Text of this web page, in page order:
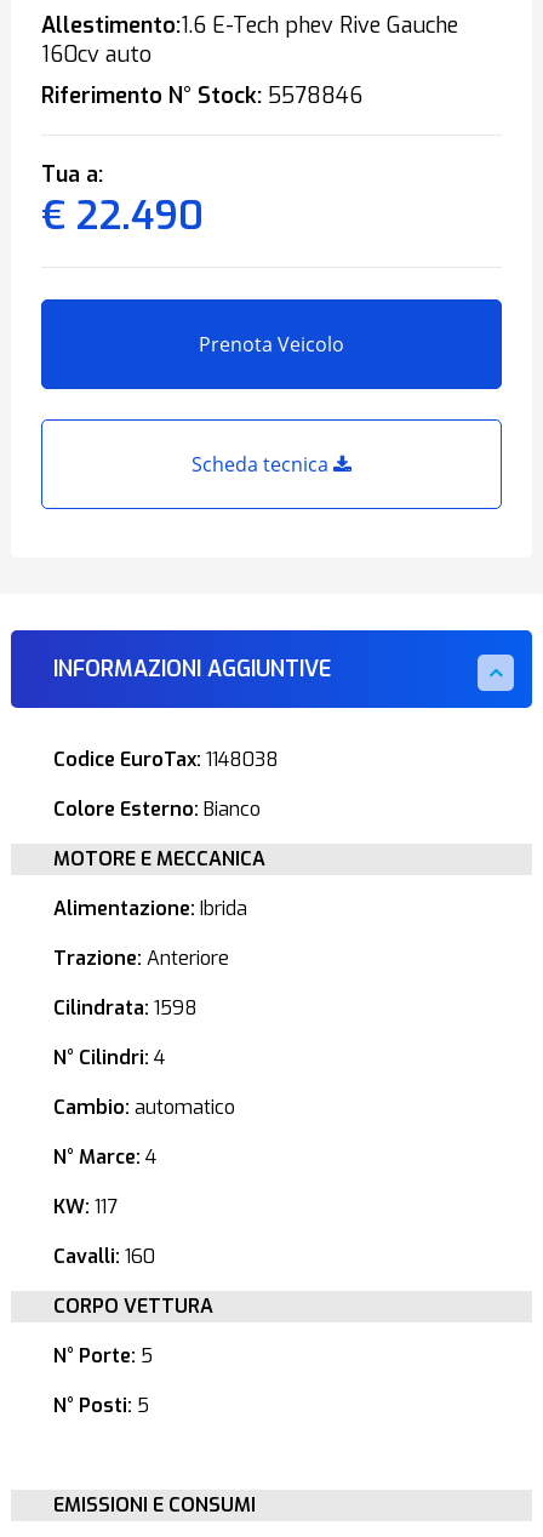
Allestimento:1.6 E-Tech phev Rive Gauche
160cv auto
Riferimento N° Stock:5578846
Tua a:
€ 22.490
Prenota Veicolo
Scheda tecnica
INFORMAZIONI AGGIUNTIVE
Codice EuroTax: 1148038
Colore Esterno: Bianco
MOTORE E MECCANICA
Alimentazione: Ibrida
Trazione: Anteriore
Cilindrata: 1598
N° Cilindri: 4
Cambio: automatico
N° Marce: 4
KW: 117
Cavalli: 160
CORPO VETTURA
N° Porte: 5
N° Posti: 5
EMISSIONI E CONSUMI